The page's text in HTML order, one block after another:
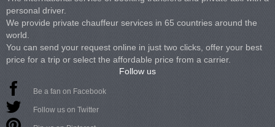
personal driver.
We provide private chauffeur services in 65 countries around the
world.
You can send your request online in just two clicks, offer your best
price for a trip or select the affordable price from a carrier.
Follow us
Be a fan on Facebook
Follow us on Twitter